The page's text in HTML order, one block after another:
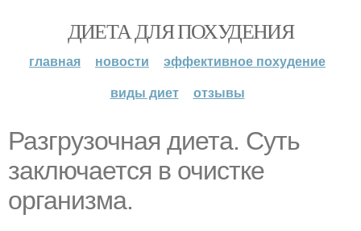
ДИЕТА ДЛЯ ПОХУДЕНИЯ
главная новости
эффективное похудение
виды диет
отзывы
Разгрузочная диета. Суть
заключается в очистке
организма.